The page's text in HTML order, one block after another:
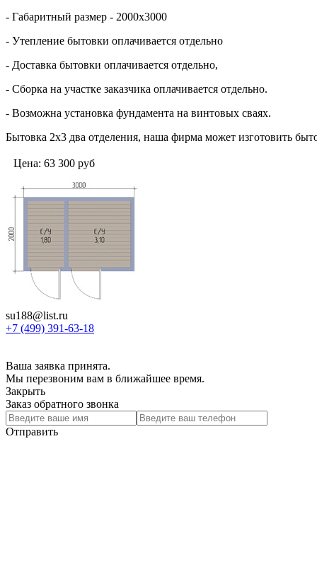
- Габаритный размер - 2000х3000
- Утепление бытовки оплачивается отдельно
- Доставка бытовки оплачивается отдельно,
- Сборка на участке заказчика оплачивается отдельно.
- Возможна установка фундамента на винтовых сваях.
Бытовка 2х3 два отделения, наша фирма может изготовить
Цена: 63 300 руб
su188@list.ru
+7 (499) 391-63-18
Ваша заявка принята.
Мы перезвоним вам в ближайшее время.
Закрыть
Заказ обратного звонка
Отправить